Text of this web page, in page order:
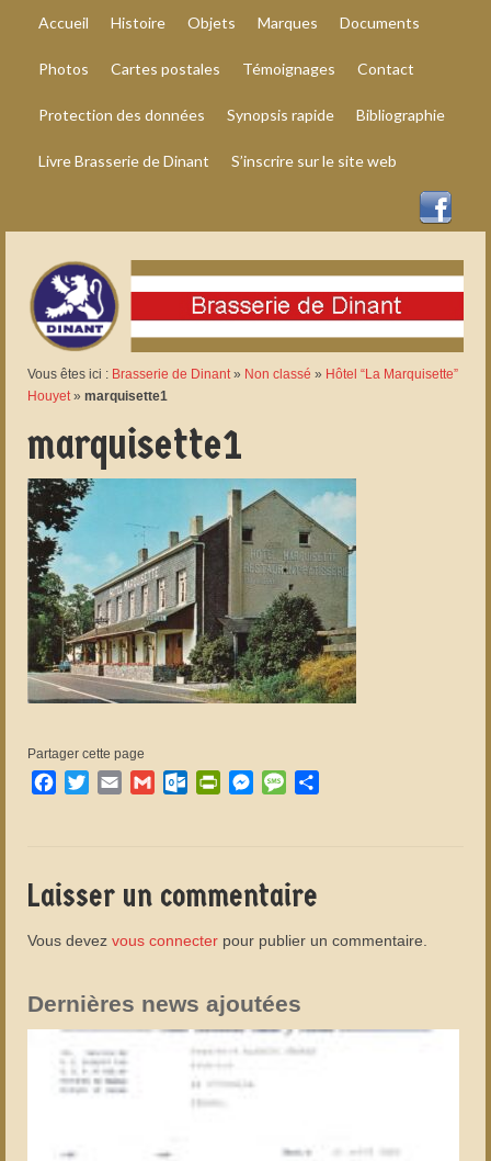
Accueil Histoire Objets Marques Documents
Photos Cartes postales Témoignages Contact
Protection des données Synopsis rapide Bibliographie
Livre Brasserie de Dinant S’inscrire sur le site web
Vous êtes ici : Brasserie de Dinant» Non classé » Hôtel “La Marquisette”
Houyet» marquisette1
marquisette1
Partager cette page
Facebook
TwitterEmail GmailOutlook.com
PrintFriendly
Messenger
Message
Laisser un commentaire
Vous devez vous connecter pour publier un commentaire.
Dernières news ajoutées